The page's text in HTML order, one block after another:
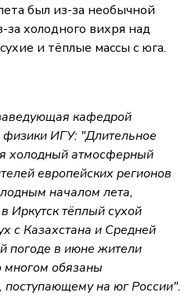
был из-за необычной
холодного вихря над
и тёплые массы с юга.
кафедрой
физики ИГУ: "Длительное
холодный атмосферный
европейских регионов
началом лета,
Иркутск тёплый сухой
с Казахстана и Средней
погоде в июне жители
многом обязаны
поступающему на юг России".